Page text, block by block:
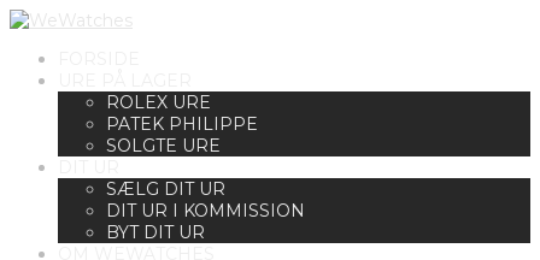
ROLEX URE
PATEK PHILIPPE
SOLGTE URE
SÆLG DIT UR
DIT UR I KOMMISSION
BYT DIT UR